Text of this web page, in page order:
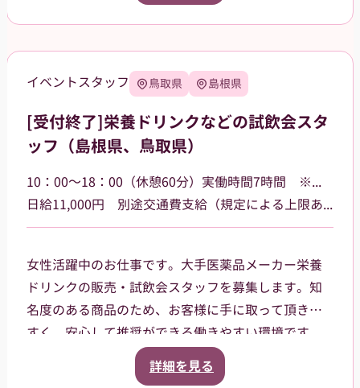
イベントスタッフ 鳥取県 島根県
[受付終了]栄養ドリンクなどの試飲会スタ
ッフ（島根県、鳥取県）
10：00～18：00（休憩60分）実働時間7時間 ※勤務場所によって多少時間が異なる場合があります
日給11,000円 別途交通費支給（規定による上限あり）
女性活躍中のお仕事です。大手医薬品メーカー栄養
ドリンクの販売・試飲会スタッフを募集します。知
名度のある商品のため、お客様に手に取って頂きや
すく、安心して推奨ができる働きやすい環境です。
島根県・鳥取県のドラッグストア・ホームセンタ
ー・GMSなどでご就業頂きます。スタッフ登録後
詳細を見る